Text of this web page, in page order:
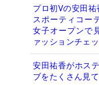
プロ初Vの安田
スポーティコー
女子オープンで
ァッションチェッ
安田祐香がホス
ブをたくさん見